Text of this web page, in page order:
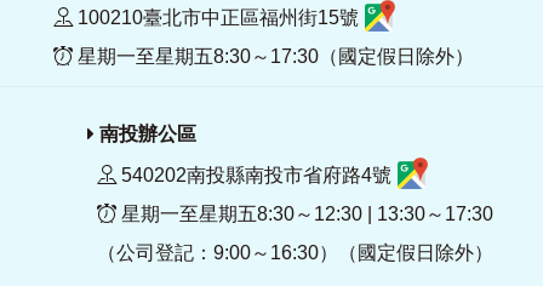
100210臺北市中正區福州街15號
星期一至星期五8:30～17:30（國定假日除外）
南投辦公區
540202南投縣南投市省府路4號
星期一至星期五8:30～12:30 | 13:30～17:30
（公司登記：9:00～16:30）（國定假日除外）